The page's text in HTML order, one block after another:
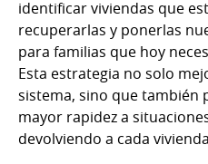
identificar viviendas que
recuperarlas y ponerlas
para familias que hoy
Esta estrategia no solo
sistema, sino que también
mayor rapidez a
devolviendo a cada